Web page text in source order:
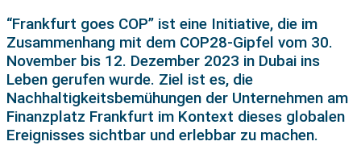
“Frankfurt goes COP” ist eine Initiative, die im
Zusammenhang mit dem COP28-Gipfel vom 30.
November bis 12. Dezember 2023 in Dubai ins
Leben gerufen wurde. Ziel ist es, die
Nachhaltigkeitsbemühungen der Unternehmen am
Finanzplatz Frankfurt im Kontext dieses globalen
Ereignisses sichtbar und erlebbar zu machen.